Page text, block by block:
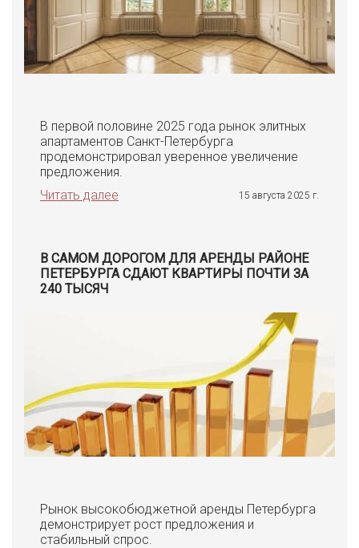
В первой половине 2025 года рынок элитных
апартаментов Санкт-Петербурга
продемонстрировал уверенное увеличение
предложения.
Читать далее
15 августа 2025 г.
В САМОМ ДОРОГОМ ДЛЯ АРЕНДЫ РАЙОНЕ
ПЕТЕРБУРГА СДАЮТ КВАРТИРЫ ПОЧТИ ЗА
240 ТЫСЯЧ
Рынок высокобюджетной аренды Петербурга
демонстрирует рост предложения и
стабильный спрос.